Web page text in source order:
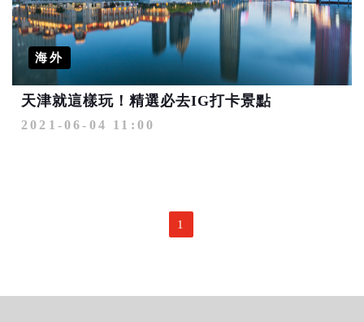
海外
天津就這樣玩！精選必去IG打卡景點
2021-06-04 11:00
1